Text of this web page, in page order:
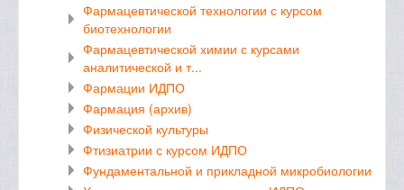
Фармацевтической технологии с курсом
биотехнологии
Фармацевтической химии с курсами
аналитической и т...
Фармации ИДПО
Фармация (архив)
Физической культуры
Фтизиатрии с курсом ИДПО
Фундаментальной и прикладной микробиологии